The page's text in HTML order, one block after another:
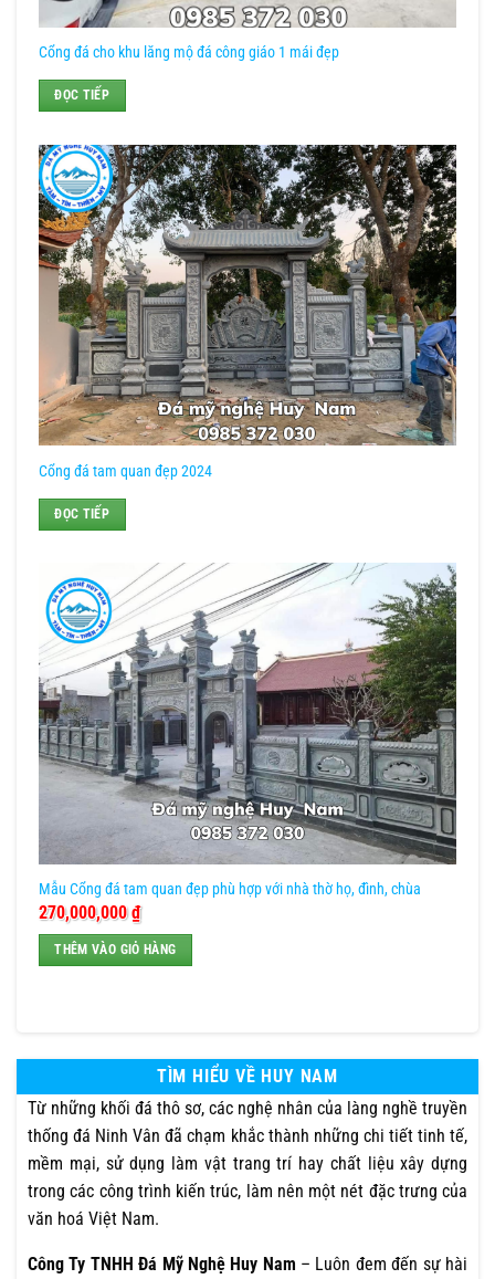
Cổng đá cho khu lăng mộ đá công giáo 1 mái đẹp
ĐỌC TIẾP
Cổng đá tam quan đẹp 2024
ĐỌC TIẾP
Mẫu Cổng đá tam quan đẹp phù hợp với nhà thờ họ, đình, chùa
270,000,000₫
THÊM VÀO GIỎ HÀNG
TÌM HIỂU VỀ HUY NAM
Từ những khối đá thô sơ, các nghệ nhân của làng nghề truyền
thống đá Ninh Vân đã chạm khắc thành những chi tiết tinh tế,
mềm mại, sử dụng làm vật trang trí hay chất liệu xây dựng
trong các công trình kiến trúc, làm nên một nét đặc trưng của
văn hoá Việt Nam.
Công Ty TNHH Đá Mỹ Nghệ Huy Nam – Luôn đem đến sự hài